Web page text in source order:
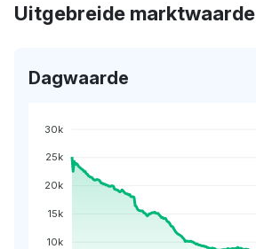
Uitgebreide marktwaarde
Dagwaarde
30k
25k
20k
15k
10k